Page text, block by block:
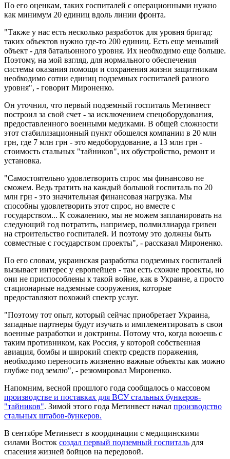
По его оценкам, таких госпиталей с операционными нужно
как минимум 20 единиц вдоль линии фронта.
"Также у нас есть несколько разработок для уровня бригад:
таких объектов нужно где-то 200 единиц. Есть еще меньший
объект - для батальонного уровня. Их необходимо еще больше.
Поэтому, на мой взгляд, для нормального обеспечения
системы оказания помощи и сохранения жизни защитникам
необходимо сотни единиц подземных госпиталей разного
уровня", - говорит Мироненко.
Он уточнил, что первый подземный госпиталь Метинвест
построил за свой счет - за исключением спецоборудования,
предоставленного военными медиками. В общей сложности
этот стабилизационный пункт обошелся компании в 20 млн
грн, где 7 млн ​​грн - это медоборудование, а 13 млн грн -
стоимость стальных "тайников", их обустройство, ремонт и
установка.
"Самостоятельно удовлетворить спрос мы финансово не
сможем. Ведь тратить на каждый большой госпиталь по 20
млн грн - это значительная финансовая нагрузка. Мы
способны удовлетворить этот спрос, но вместе с
государством... К сожалению, мы не можем запланировать на
следующий год потратить, например, полмиллиарда гривен
на строительство госпиталей. И поэтому это должны быть
совместные с государством проекты", - рассказал Мироненко.
По его словам, украинская разработка подземных госпиталей
вызывает интерес у европейцев - там есть схожие проекты, но
они не приспособлены к такой войне, как в Украине, а просто
стационарные надземные сооружения, которые
предоставляют похожий спектр услуг.
"Поэтому тот опыт, который сейчас приобретает Украина,
западные партнеры будут изучать и имплементировать в свои
военные разработки и доктрины. Потому что, когда воюешь с
таким противником, как Россия, у которой собственная
авиация, бомбы и широкий спектр средств поражения,
необходимо переносить жизненно важные объекты как можно
глубже под землю", - резюмировал Мироненко.
Напомним, весной прошлого года сообщалось о массовом
производстве и поставках для ВСУ стальных бункеров-
"тайников". Зимой этого года Метинвест начал производство
стальных штабов-бункеров.
В сентябре Метинвест в координации с медицинскими
силами Восток создал первый подземный госпиталь для
спасения жизней бойцов на передовой.